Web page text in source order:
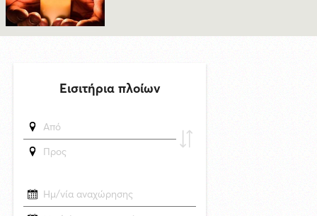
7/8/2026 09:50
Προσωρινές διακοπές υδροδότησης σε περιοχές της Σύρου
Επανεκλογή του Αθ. Κουσαθανά - Μέγα στη θέση του Προέδρου του
Λιμενικού Ταμείου Μυκόνου
6/8/2026 22:03